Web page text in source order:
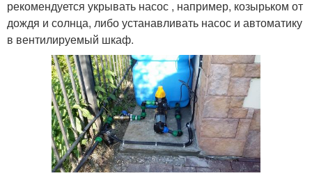
рекомендуется укрывать насос , например, козырьком от
дождя и солнца, либо устанавливать насос и автоматику
в вентилируемый шкаф.